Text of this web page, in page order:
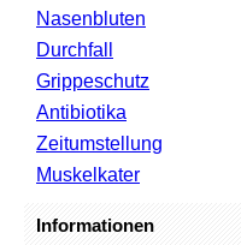
Nasenbluten
Durchfall
Grippeschutz
Antibiotika
Zeitumstellung
Muskelkater
Informationen